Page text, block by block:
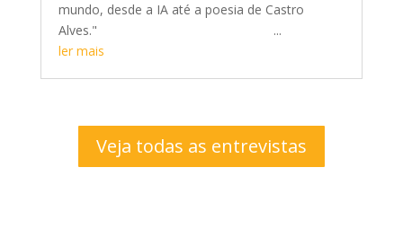
mundo, desde a IA até a poesia de Castro
Alves." ...
ler mais
Veja todas as entrevistas